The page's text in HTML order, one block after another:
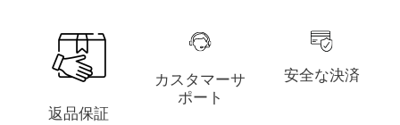
返品保証
カスタマーサ
ポート
安全な決済